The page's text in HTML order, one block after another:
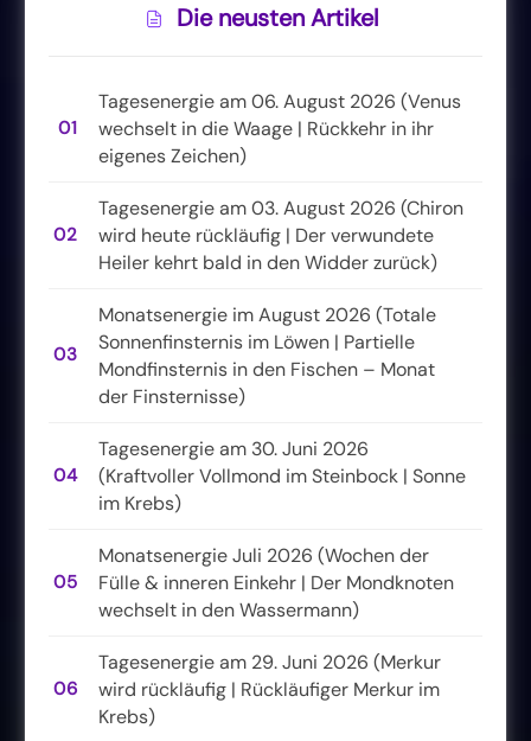
Die neusten Artikel
01
Tagesenergie am 06. August 2026 (Venus
wechselt in die Waage | Rückkehr in ihr
eigenes Zeichen)
02
Tagesenergie am 03. August 2026 (Chiron
wird heute rückläufig | Der verwundete
Heiler kehrt bald in den Widder zurück)
03
Monatsenergie im August 2026 (Totale
Sonnenfinsternis im Löwen | Partielle
Mondfinsternis in den Fischen – Monat
der Finsternisse)
04
Tagesenergie am 30. Juni 2026
(Kraftvoller Vollmond im Steinbock | Sonne
im Krebs)
05
Monatsenergie Juli 2026 (Wochen der
Fülle & inneren Einkehr | Der Mondknoten
wechselt in den Wassermann)
06
Tagesenergie am 29. Juni 2026 (Merkur
wird rückläufig | Rückläufiger Merkur im
Krebs)